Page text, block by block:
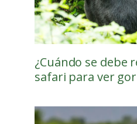
¿Cuándo se debe
safari para ver